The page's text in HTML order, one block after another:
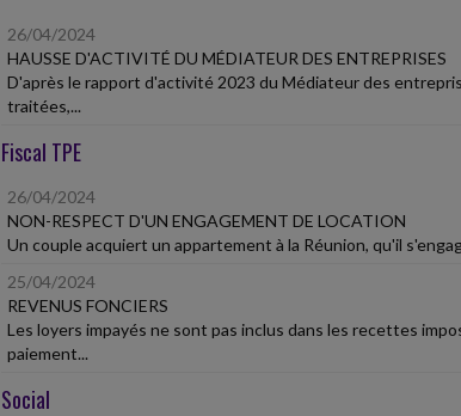
26/04/2024
HAUSSE D'ACTIVITÉ DU MÉDIATEUR DES ENTREPRISES
D'après le rapport d'activité 2023 du Médiateur des
traitées,...
Fiscal TPE
26/04/2024
NON-RESPECT D'UN ENGAGEMENT DE LOCATION
Un couple acquiert un appartement à la Réunion, qu'il
25/04/2024
REVENUS FONCIERS
Les loyers impayés ne sont pas inclus dans les recettes
paiement...
Social